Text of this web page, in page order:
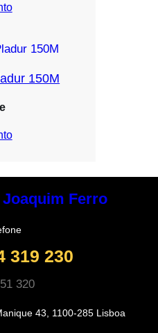
150M
Ferro
319 230
320
43, 1100-285 Lisboa